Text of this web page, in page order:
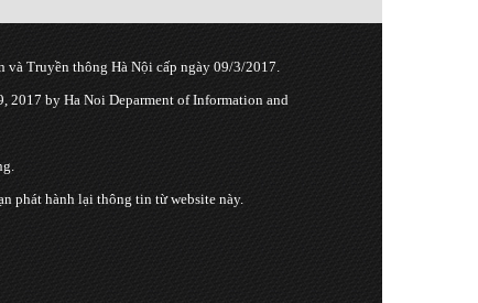
và Truyền thông Hà Nội cấp ngày 09/3/2017.
2017 by Ha Noi Deparment of Information and
phát hành lại thông tin từ website này.